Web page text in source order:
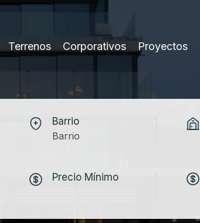
Terrenos Corporativos Proyectos
Barrio
Barrio
Precio Mínimo